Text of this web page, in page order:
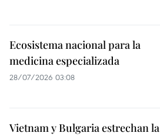
Ecosistema nacional para la
medicina especializada
28/07/2026 03:08
Vietnam y Bulgaria estrechan la